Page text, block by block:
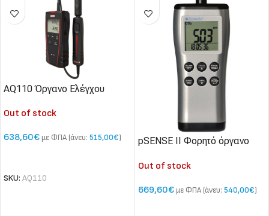
AQ110 Όργανο Ελέγχου
Out of stock
638,60€ με ΦΠΑ (άνευ: 515,00€)
SKU: AQ110
pSENSE II Φορητό όργανο
θερμοκρασίας, υγρασίας,
θερμοκρασίας υγρού βολβού
Out of stock
669,60€ με ΦΠΑ (άνευ: 540,00€)